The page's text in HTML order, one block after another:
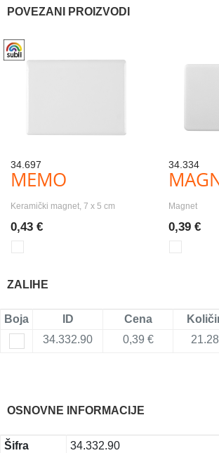
POVEZANI PROIZVODI
34.697
MEMO
Keramički magnet, 7 x 5 cm
0,43 €
34.334
Magnet
0,39 €
ZALIHE
Boja ID Cena
34.332.90
0,39 €
OSNOVNE INFORMACIJE
Šifra
34.332.90